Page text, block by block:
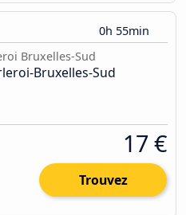
0h 55min
Bruxelles-Sud
Bruxelles-Sud
17 €
Trouvez